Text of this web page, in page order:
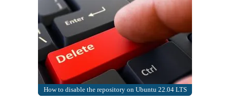
How to disable the repository on Ubuntu 22.04 LTS